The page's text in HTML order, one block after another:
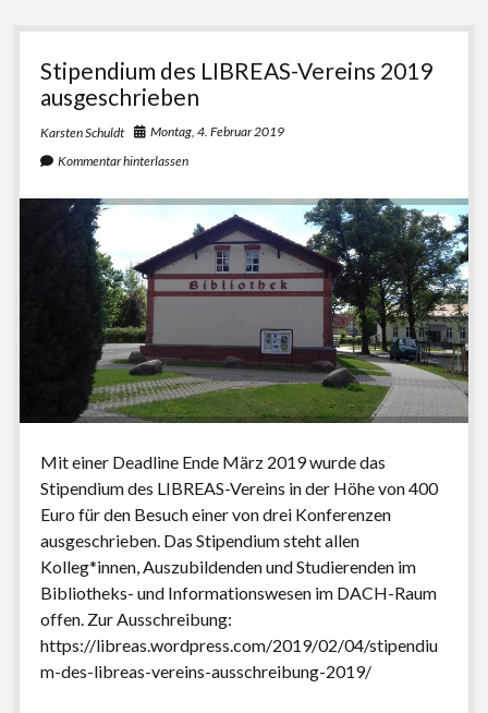
Spenden
Stipendium
Stipendium des LIBREAS-Vereins 2019
ausgeschrieben
Karsten Schuldt
Montag, 4. Februar 2019
Kommentar hinterlassen
Mit einer Deadline Ende März 2019 wurde das
Stipendium des LIBREAS-Vereins in der Höhe von 400
Euro für den Besuch einer von drei Konferenzen
ausgeschrieben. Das Stipendium steht allen
Kolleg*innen, Auszubildenden und Studierenden im
Bibliotheks- und Informationswesen im DACH-Raum
offen. Zur Ausschreibung:
https://libreas.wordpress.com/2019/02/04/stipendiu
m-des-libreas-vereins-ausschreibung-2019/